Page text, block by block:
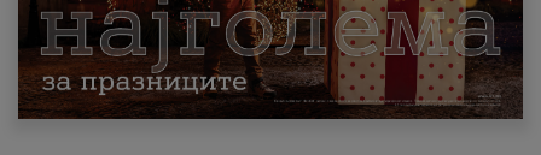
Приватни Деловни
Поддршка